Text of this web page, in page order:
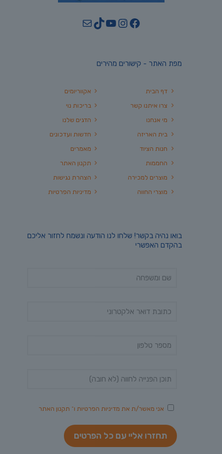
Facebook
Instagram
YouTube
TikTok
Mail
מפת האתר - קישורים מהירים
אקווריומים
בריכות נוי
הדגים שלנו
חדשות ועדכונים
מאמרים
תקנון האתר
הצהרת נגישות
מדיניות הפרטיות
דף הבית
צרו איתנו קשר
מי אנחנו
בית האריזה
חנות הציוד
החממות
מוצרים למכירה
מוצרי החווה
בואו נהיה בקשר! שלחו לנו הודעה ונשמח לחזור אליכם
בהקדם האפשרי
אני מאשר/ת את מדיניות הפרטיות ו־ תקנון האתר